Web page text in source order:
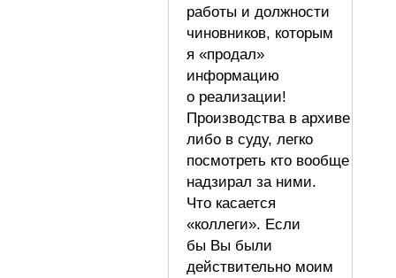
работы и должности
чиновников, которым
я «продал»
информацию
о реализации!
Производства в архиве
либо в суду, легко
посмотреть кто вообще
надзирал за ними.
Что касается
«коллеги». Если
бы Вы были
действительно моим